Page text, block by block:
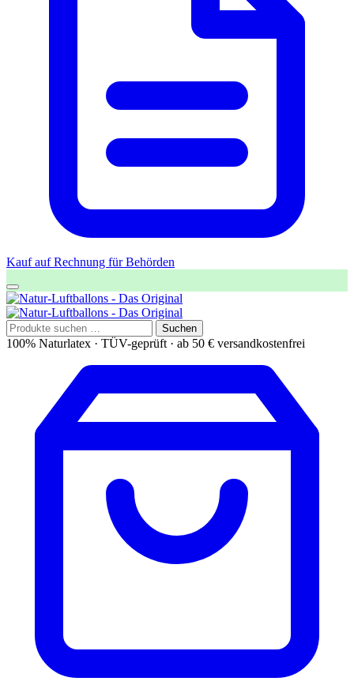
Kauf auf Rechnung für Behörden
Suchen
nach:
Suchen
100% Naturlatex · TÜV-geprüft · ab 50 € versandkostenfrei